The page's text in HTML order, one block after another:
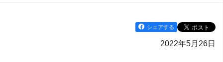
シェアする
2022年5月26日